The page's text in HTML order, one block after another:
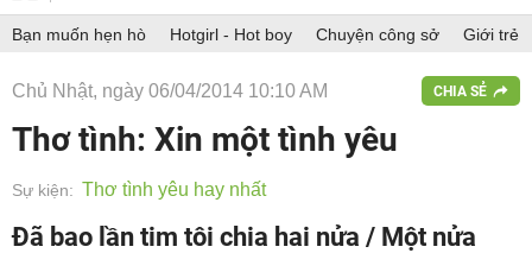
Bạn muốn hẹn hò Hotgirl - Hot boy Chuyện công sở Giới trẻ
Chủ Nhật, ngày 06/04/2014 10:10 AM CHIA SẺ
Thơ tình: Xin một tình yêu
Sự kiện: Thơ tình yêu hay nhất
Đã bao lần tim tôi chia hai nửa / Một nửa